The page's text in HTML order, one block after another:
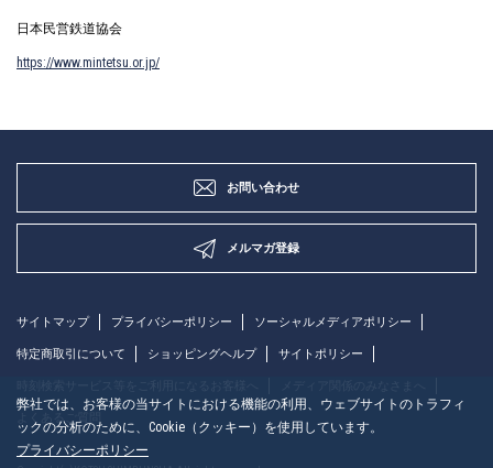
日本民営鉄道協会
https://www.mintetsu.or.jp/
お問い合わせ
メルマガ登録
サイトマップ プライバシーポリシー ソーシャルメディアポリシー
特定商取引について ショッピングヘルプ サイトポリシー
弊社では、お客様の当サイトにおける機能の利用、ウェブサイトのトラフィ
ックの分析のために、Cookie（クッキー）を使用しています。
プライバシーポリシー